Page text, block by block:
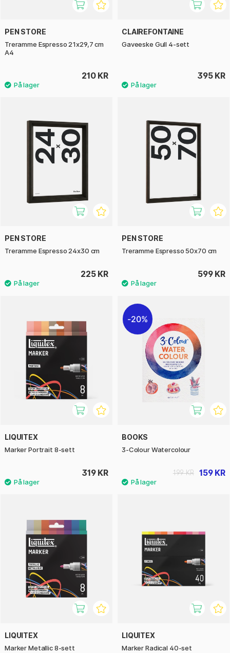
PEN STORE
Treramme Espresso 21x29,7 cm
A4
210 KR
CLAIREFONTAINE
Gaveeske Gull 4-sett
395 KR
PEN STORE
Treramme Espresso 24x30 cm
225 KR
PEN STORE
Treramme Espresso 50x70 cm
599 KR
LIQUITEX
Marker Portrait 8-sett
319 KR
20%
BOOKS
3-Colour Watercolour
159 KR
199 KR
LIQUITEX
Marker Metallic 8-sett
LIQUITEX
Marker Radical 40-set